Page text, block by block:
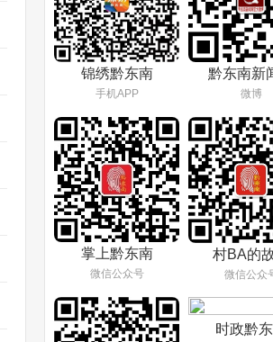
锦绣黔东南
手机APP
黔东南新
微博
掌上黔东南
微信公众号
村BA的
微信公众
时政黔